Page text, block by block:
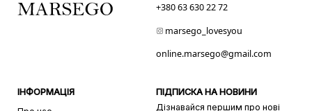
+380 63 630 22 72
marsego_lovesyou
online.marsego@gmail.com
ІНФОРМАЦІЯ
ПІДПИСКА НА НОВИНИ
Дізнавайся першим про нові